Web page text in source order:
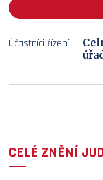
Účastníci řízení:
CELÉ ZNĚNÍ